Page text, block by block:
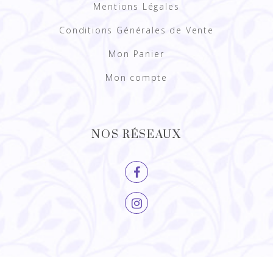
Mentions Légales
Conditions Générales de Vente
Mon Panier
Mon compte
NOS RÉSEAUX